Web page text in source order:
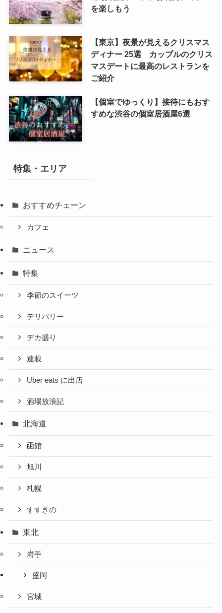
を楽しもう
【東京】夜景が見えるクリスマス
ディナー 25選 カップルのクリス
マスデートに最高のレストランを
ご紹介
【個室でゆっくり】接待にもおす
すめな渋谷の個室居酒屋6選
特集・エリア
おすすめチェーン
カフェ
ニュース
特集
季節のスイーツ
デリバリー
デカ盛り
連載
Uber eats に出店
酒場放浪記
北海道
函館
旭川
札幌
すすきの
東北
岩手
盛岡
宮城